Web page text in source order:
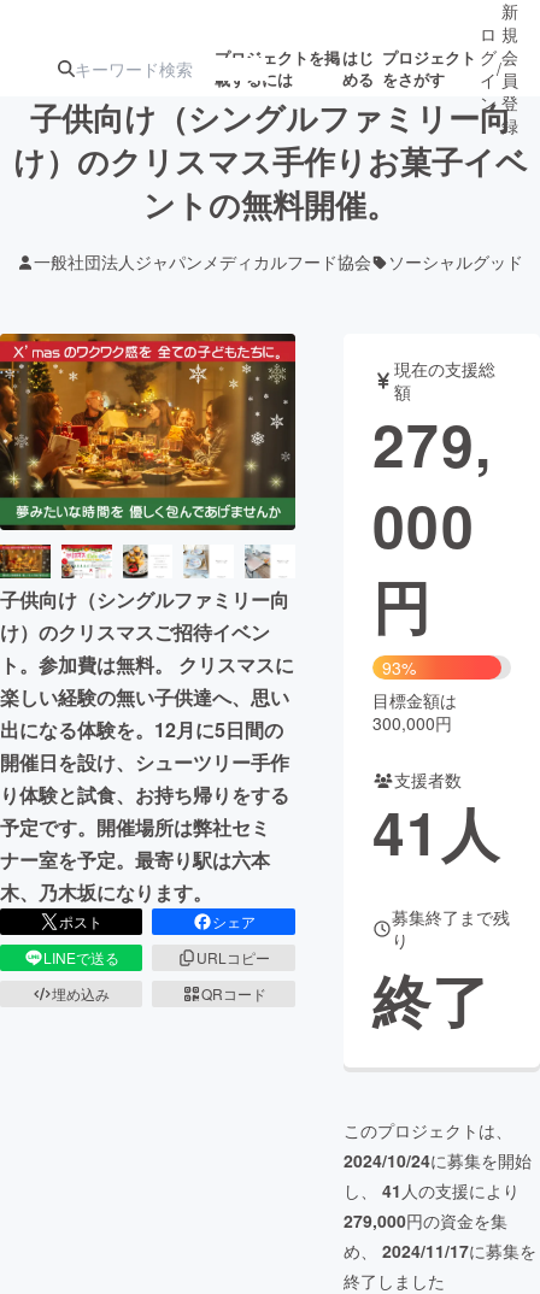
プロジェクトを掲
載するには
はじ
める
プロジェクト
をさがす
注目のリ 注目の新着プロ募集終了が近いプ
テクノロジー・ガジェット
映像・映画 書籍・雑誌
ビジネス・起業 チャレンジ
まちづくり・地域活性化
CAMPFIRE for Social Good
CAMPFIRE Creation
CAMPFIREふるさと納税machi-ya コミュニティ
ロ
グ
イ
ン
/
新
規
会
員
登
録
子供向け（シングルファミリー向
け）のクリスマス手作りお菓子イベ
ントの無料開催。
一般社団法人ジャパンメディカルフード協会 ソーシャルグッド
子供向け（シングルファミリー向
け）のクリスマスご招待イベン
ト。参加費は無料。 クリスマスに
楽しい経験の無い子供達へ、思い
出になる体験を。12月に5日間の
開催日を設け、シューツリー手作
り体験と試食、お持ち帰りをする
予定です。開催場所は弊社セミ
ナー室を予定。最寄り駅は六本
木、乃木坂になります。
ポスト
シェア
LINEで送る
URLコピー
埋め込み
QRコード
現在の支援総
額
279,
000
円
93%
目標金額は
300,000円
支援者数
41 人
募集終了まで残
り
終了
このプロジェクトは、
2024/10/24に募集を開始
し、 41 人の支援により
279,000円の資金を集
め、 2024/11/17に募集を
終了しました